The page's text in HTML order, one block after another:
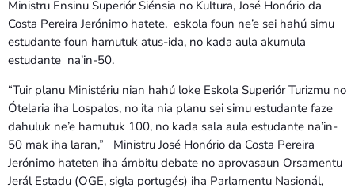
Ministru Ensinu Superiór Siénsia no Kultura, José Honório da
Costa Pereira Jerónimo hatete, eskola foun ne’e sei hahú simu
estudante foun hamutuk atus-ida, no kada aula akumula
estudante na’in-50.
“Tuir planu Ministériu nian hahú loke Eskola Superiór Turizmu no
Ótelaria iha Lospalos, no ita nia planu sei simu estudante faze
dahuluk ne’e hamutuk 100, no kada sala aula estudante na’in-
50 mak iha laran,” Ministru José Honório da Costa Pereira
Jerónimo hateten iha ámbitu debate no aprovasaun Orsamentu
Jerál Estadu (OGE, sigla portugés) iha Parlamentu Nasionál,